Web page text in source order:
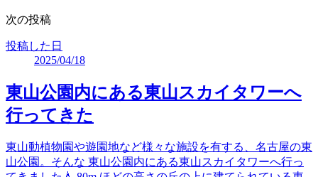
次の投稿
投稿した日
2025/04/18
東山公園内にある東山スカイタワーへ
行ってきた
東山動植物園や遊園地など様々な施設を有する、名古屋の東
山公園。そんな 東山公園内にある東山スカイタワーへ行っ